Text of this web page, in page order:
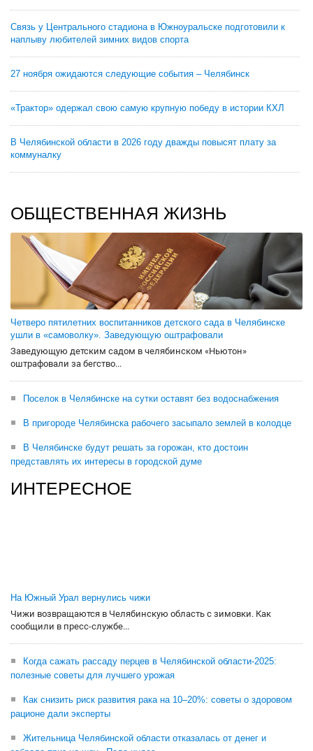
Связь у Центрального стадиона в Южноуральске подготовили к
наплыву любителей зимних видов спорта
27 ноября ожидаются следующие события – Челябинск
«Трактор» одержал свою самую крупную победу в истории КХЛ
В Челябинской области в 2026 году дважды повысят плату за
коммуналку
ОБЩЕСТВЕННАЯ ЖИЗНЬ
Четверо пятилетних воспитанников детского сада в Челябинске
ушли в «самоволку». Заведующую оштрафовали
Заведующую детским садом в челябинском «Ньютон»
оштрафовали за бегство...
Поселок в Челябинске на сутки оставят без водоснабжения
В пригороде Челябинска рабочего засыпало землей в колодце
В Челябинске будут решать за горожан, кто достоин
представлять их интересы в городской думе
ИНТЕРЕСНОЕ
На Южный Урал вернулись чижи
Чижи возвращаются в Челябинскую область с зимовки. Как
сообщили в пресс-службе...
Когда сажать рассаду перцев в Челябинской области-2025:
полезные советы для лучшего урожая
Как снизить риск развития рака на 10–20%: советы о здоровом
рационе дали эксперты
Жительница Челябинской области отказалась от денег и